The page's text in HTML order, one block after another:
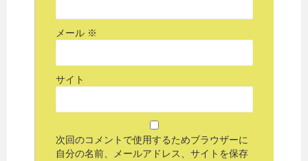
メール ※
サイト
次回のコメントで使用するためブラウザーに
自分の名前、メールアドレス、サイトを保存